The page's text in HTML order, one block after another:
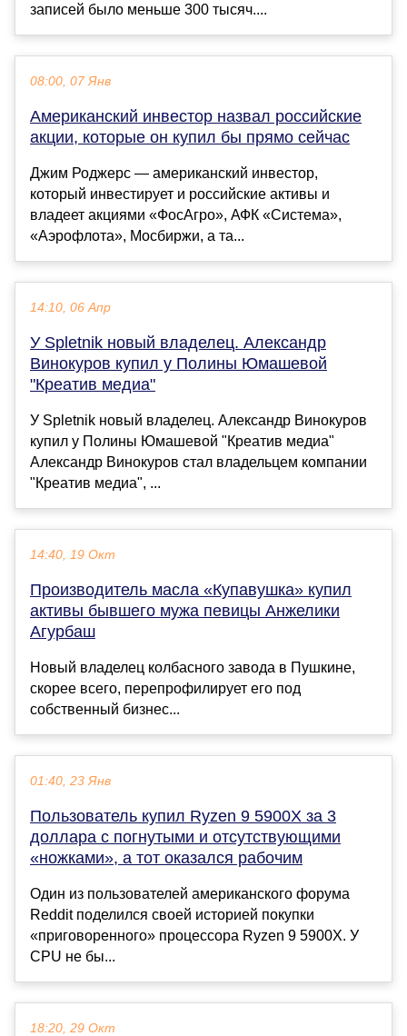
записей было меньше 300 тысяч....
08:00, 07 Янв
Американский инвестор назвал российские
акции, которые он купил бы прямо сейчас
Джим Роджерс — американский инвестор,
который инвестирует и российские активы и
владеет акциями «ФосАгро», АФК «Система»,
«Аэрофлота», Мосбиржи, а та...
14:10, 06 Апр
У Spletnik новый владелец. Александр
Винокуров купил у Полины Юмашевой
"Креатив медиа"
У Spletnik новый владелец. Александр Винокуров
купил у Полины Юмашевой "Креатив медиа"
Александр Винокуров стал владельцем компании
"Креатив медиа", ...
14:40, 19 Окт
Производитель масла «Купавушка» купил
активы бывшего мужа певицы Анжелики
Агурбаш
Новый владелец колбасного завода в Пушкине,
скорее всего, перепрофилирует его под
собственный бизнес...
01:40, 23 Янв
Пользователь купил Ryzen 9 5900X за 3
доллара с погнутыми и отсутствующими
«ножками», а тот оказался рабочим
Один из пользователей американского форума
Reddit поделился своей историей покупки
«приговоренного» процессора Ryzen 9 5900X. У
CPU не бы...
18:20, 29 Окт